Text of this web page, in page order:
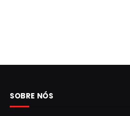
SOBRE NÓS